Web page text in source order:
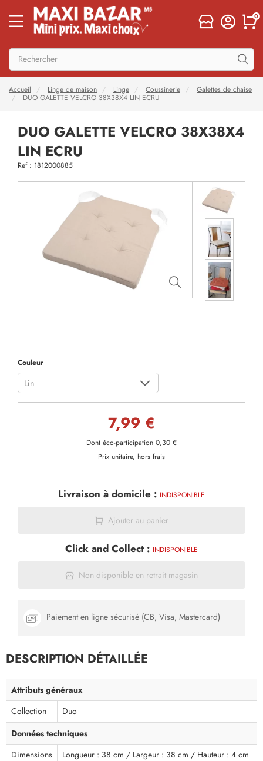
0
Accueil Linge de maison Linge Coussinerie
Galettes de chaise
DUO GALETTE VELCRO 38X38X4 LIN ECRU
DUO GALETTE VELCRO 38X38X4
LIN ECRU
Ref : 1812000885
Couleur
Lin
7,99 €
Dont éco-participation 0,30 €
Prix unitaire, hors frais
Livraison à domicile : INDISPONIBLE
Ajouter au panier
Click and Collect : INDISPONIBLE
Non disponible en retrait magasin
Paiement en ligne sécurisé (CB, Visa, Mastercard)
DESCRIPTION DÉTAILLÉE
Attributs généraux
Collection Duo
Données techniques
Dimensions
Longueur : 38 cm / Largeur : 38 cm / Hauteur : 4 cm